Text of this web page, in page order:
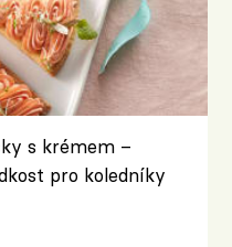
s krémem –
pro koledníky